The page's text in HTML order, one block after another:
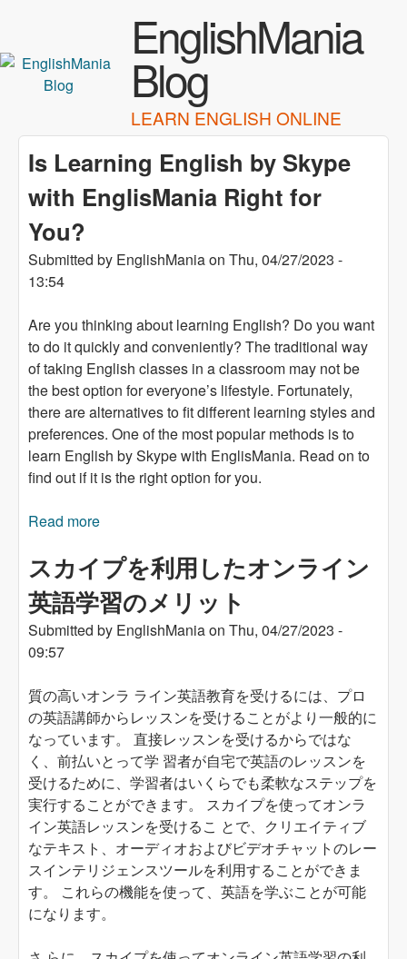
EnglishMania
Blog
LEARN ENGLISH ONLINE
Is Learning English by Skype
with EnglisMania Right for
You?
Submitted by EnglishManiaon Thu, 04/27/2023 -
13:54
Are you thinking about learning English? Do you want
to do it quickly and conveniently? The traditional way
of taking English classes in a classroom may not be
the best option for everyone’s lifestyle. Fortunately,
there are alternatives to fit different learning styles and
preferences. One of the most popular methods is to
learn English by Skype with EnglisMania. Read on to
find out if it is the right option for you.
Read more
スカイプを利用したオンライン
英語学習のメリット
Submitted by EnglishManiaon Thu, 04/27/2023 -
09:57
質の高いオンラ ライン英語教育を受けるには、プロ
の英語講師からレッスンを受けることがより一般的に
なっています。 直接レッスンを受けるからではな
く、前払いとって学 習者が自宅で英語のレッスンを
受けるために、学習者はいくらでも柔軟なステップを
実行することができます。 スカイプを使ってオンラ
イン英語レッスンを受けるこ とで、クリエイティブ
なテキスト、オーディオおよびビデオチャットのレー
スインテリジェンスツールを利用することができま
す。 これらの機能を使って、英語を学ぶことが可能
になります。